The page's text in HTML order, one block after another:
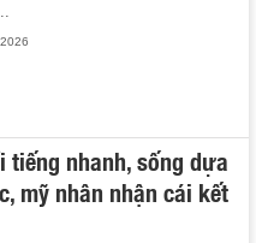
nhanh, sống dựa
mỹ nhân nhận cái kết